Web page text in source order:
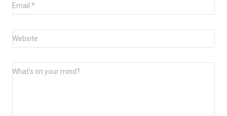
Email *
Website
What's on your mind?